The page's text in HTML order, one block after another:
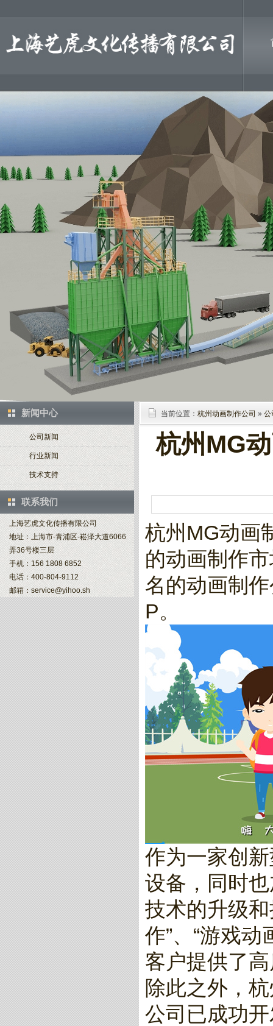
新闻中心
公司新闻
行业新闻
技术支持
联系我们
上海艺虎文化传播有限公司
地址：上海市-青浦区-崧泽大道6066
弄36号楼三层
手机：156 1808 6852
电话：400-804-9112
邮箱：service@yihoo.sh
当前位置： 杭州动画制作公司 » 公
杭州MG
杭州MG动画
的动画制作
名的动画制
P。
作为一家创
设备，同时
技术的升级
作”、“游戏
客户提供了
除此之外，
公司已成功